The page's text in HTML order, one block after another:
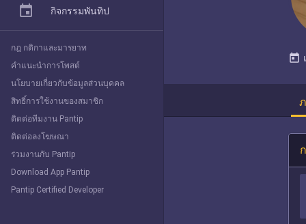
today
Explore
กิจกรรมพันทิป
กฎ กติกาและมารยาท
คำแนะนำการโพสต์
นโยบายเกี่ยวกับข้อมูลส่วนบุคคล
สิทธิ์การใช้งานของสมาชิก
ติดต่อทีมงาน Pantip
ติดต่อลงโฆษณา
ร่วมงานกับ Pantip
Download App Pantip
Pantip Certified Developer